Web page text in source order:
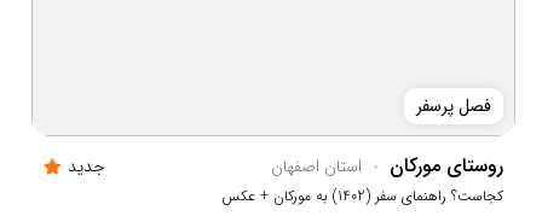
فصل پرسفر
روستای مورکان استان اصفهان جدید
کجاست؟ راهنمای سفر (1402) به مورکان + عکس